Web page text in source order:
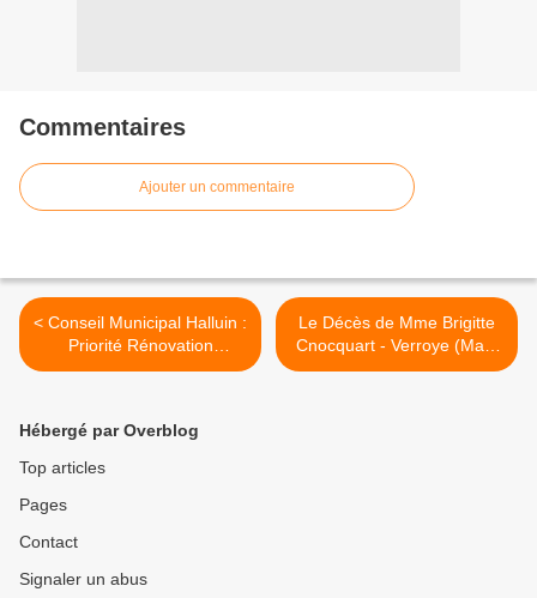
Commentaires
Ajouter un commentaire
< Conseil Municipal Halluin :
Priorité Rénovation
Ecoles... Police Effectifs
Le Décès de Mme Brigitte
Cnocquart - Verroye (Mars
2021). >
Hébergé par Overblog
Top articles
Pages
Contact
Signaler un abus